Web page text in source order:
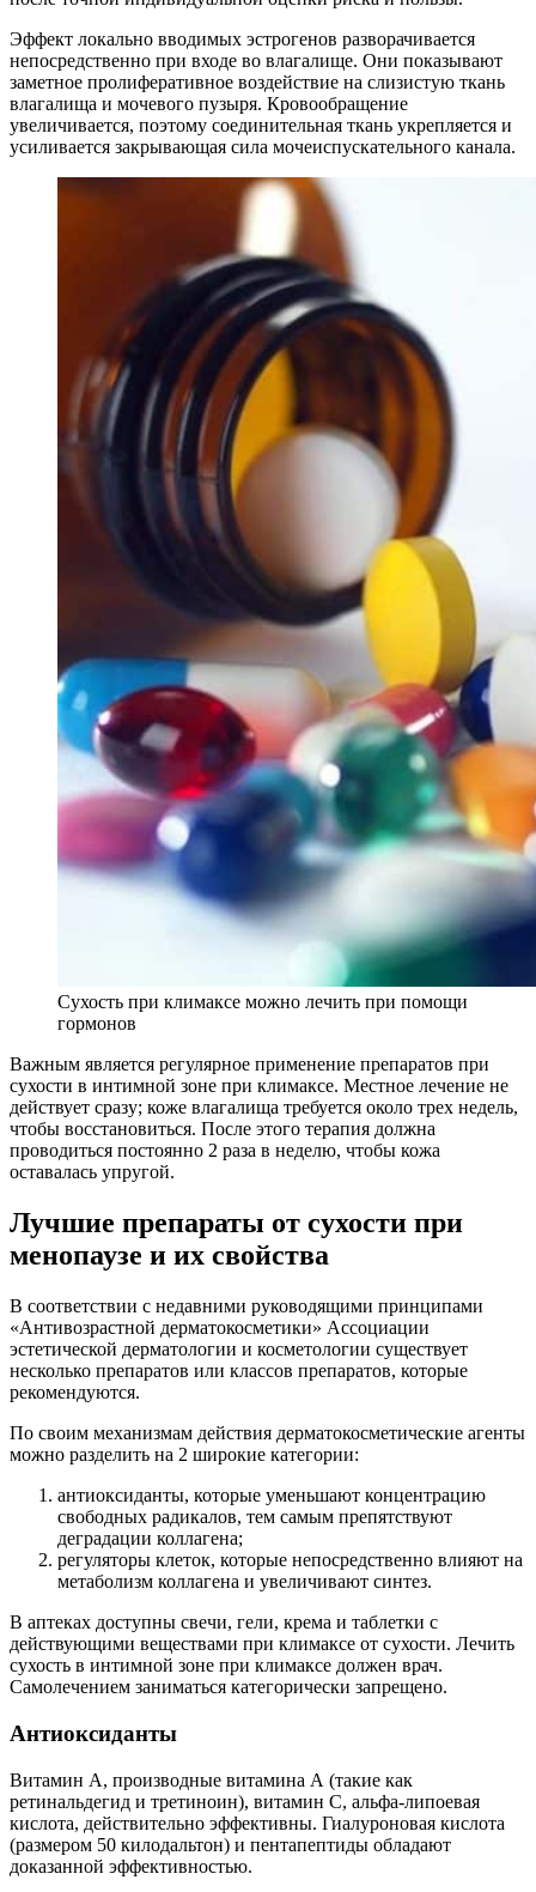
Эффект локально вводимых эстрогенов разворачивается
непосредственно при входе во влагалище. Они показывают
заметное пролиферативное воздействие на слизистую ткань
влагалища и мочевого пузыря. Кровообращение
увеличивается, поэтому соединительная ткань укрепляется и
усиливается закрывающая сила мочеиспускательного канала.
Сухость при климаксе можно лечить при помощи
гормонов
Важным является регулярное применение препаратов при
сухости в интимной зоне при климаксе. Местное лечение не
действует сразу; коже влагалища требуется около трех недель,
чтобы восстановиться. После этого терапия должна
проводиться постоянно 2 раза в неделю, чтобы кожа
оставалась упругой.
Лучшие препараты от сухости при
менопаузе и их свойства
В соответствии с недавними руководящими принципами
«Антивозрастной дерматокосметики» Ассоциации
эстетической дерматологии и косметологии существует
несколько препаратов или классов препаратов, которые
рекомендуются.
По своим механизмам действия дерматокосметические агенты
можно разделить на 2 широкие категории:
антиоксиданты, которые уменьшают концентрацию
свободных радикалов, тем самым препятствуют
деградации коллагена;
регуляторы клеток, которые непосредственно влияют на
метаболизм коллагена и увеличивают синтез.
В аптеках доступны свечи, гели, крема и таблетки с
действующими веществами при климаксе от сухости. Лечить
сухость в интимной зоне при климаксе должен врач.
Самолечением заниматься категорически запрещено.
Антиоксиданты
Витамин А, производные витамина А (такие как
ретинальдегид и третиноин), витамин С, альфа-липоевая
кислота, действительно эффективны. Гиалуроновая кислота
(размером 50 килодальтон) и пентапептиды обладают
доказанной эффективностью.